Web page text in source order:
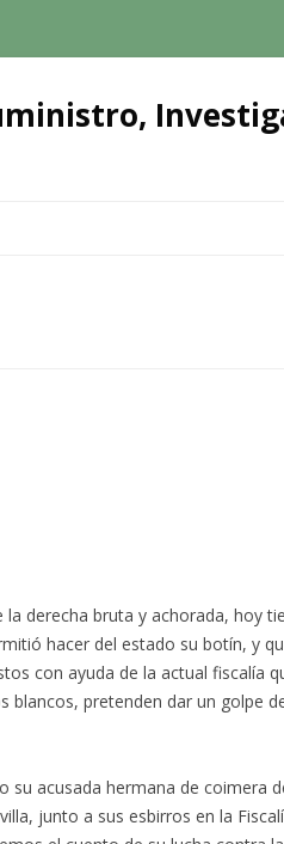
derecha bruta y achorada, hoy
hacer del estado su botín, y
con ayuda de la actual fiscalía
blancos, pretenden dar un golpe
su acusada hermana de coimera
junto a sus esbirros en la